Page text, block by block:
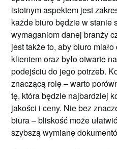
istotnym aspektem jest
każde biuro będzie w stanie
wymaganiom danej branży
jest także to, aby biuro
klientem oraz było otwarte
podejściu do jego potrzeb.
znaczącą rolę – warto
tę, która będzie najbardziej
jakości i ceny. Nie bez
biura – bliskość może
szybszą wymianę